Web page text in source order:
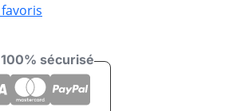
sécurisé